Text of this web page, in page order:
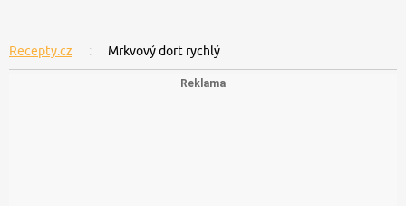
Recepty.cz Mrkvový dort rychlý